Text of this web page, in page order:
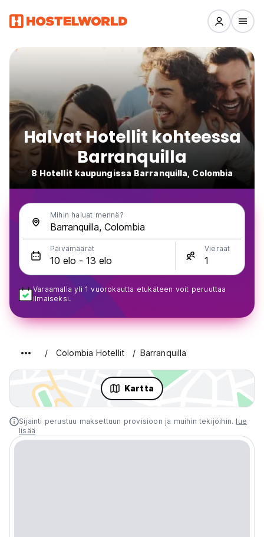
Halvat Hotellit kohteessa
Barranquilla
8 Hotellit kaupungissa Barranquilla, Colombia
Mihin haluat mennä?
Päivämäärät Vieraat
Varaamalla yli 1 vuorokautta etukäteen voit peruuttaa
ilmaiseksi.
Colombia Hotellit Barranquilla
Kartta
Sijainti perustuu maksettuun provisioon ja muihin tekijöihin. lue
lisää